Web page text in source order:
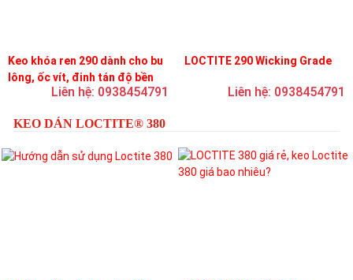
Keo khóa ren 290 dành cho bu
lông, ốc vít, đinh tán độ bền
trung bình, độ nhớt thấp
Liên hệ: 0938454791
LOCTITE 290 Wicking Grade
Liên hệ: 0938454791
KEO DÁN LOCTITE® 380